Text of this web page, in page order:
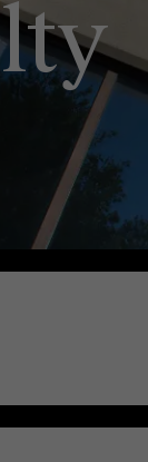
lokaal en
bedrijfswereld
en hun
en
Samen